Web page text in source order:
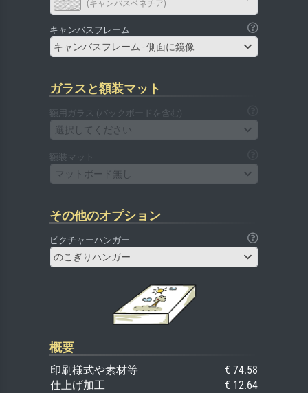
(キャンバスベネチア)
キャンバスフレーム
キャンバスフレーム - 側面に鏡像
ガラスと額装マット
額用ガラス (バックボードを含む)
選択してください
額装マット
マットボード無し
その他のオプション
ピクチャーハンガー
のこぎりハンガー
概要
印刷様式や素材等
€ 74.58
仕上げ加工
€ 12.64